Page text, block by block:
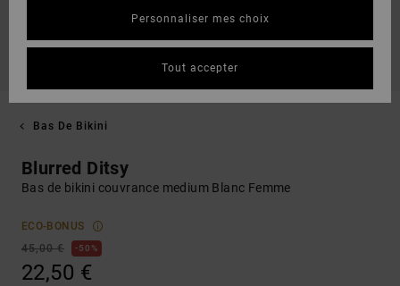
Bas De Bikini
Blurred Ditsy
Bas de bikini couvrance medium Blanc Femme
ECO-BONUS
45,00 €
50%
22,50 €
Personnaliser mes choix
Tout accepter